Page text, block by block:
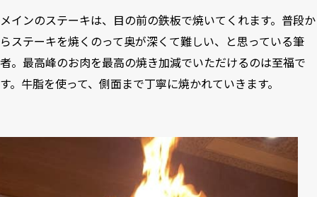
メインのステーキは、目の前の鉄板で焼いてくれます。普段か
らステーキを焼くのって奥が深くて難しい、と思っている筆
者。最高峰のお肉を最高の焼き加減でいただけるのは至福で
す。牛脂を使って、側面まで丁寧に焼かれていきます。